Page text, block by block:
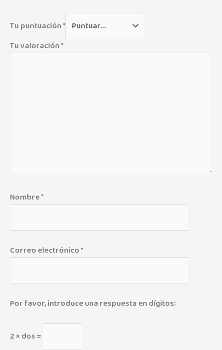
Tu puntuación*
Tu valoración*
Nombre*
Correo electrónico*
Por favor, introduce una respuesta en dígitos:
2 × dos =